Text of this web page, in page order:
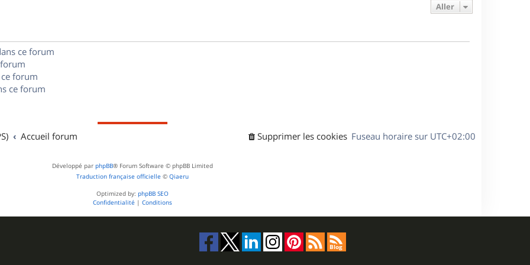
e
Aller
ce forum
forum
ce forum
Accueil forum Fuseau horaire sur UTC+02:00
Supprimer les cookies
Développé par phpBB® Forum Software © phpBB Limited
Traduction française officielle © Qiaeru
Optimized by: phpBB SEO
Confidentialité | Conditions